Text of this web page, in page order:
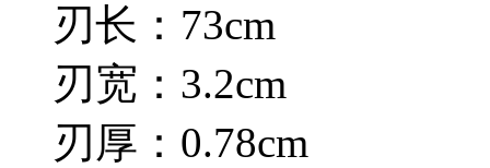
刃长：73cm
刃宽：3.2cm
刃厚：0.78cm